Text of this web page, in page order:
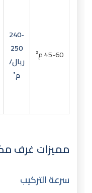
45-60 م²
240-
250
ريال/
م²
مميزات غرف
سرعة التركيب